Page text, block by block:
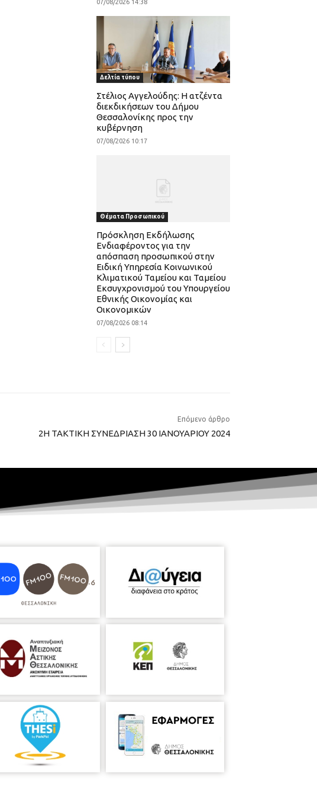
07/08/2026 14:38
Δελτία τύπου
Στέλιος Αγγελούδης: Η ατζέντα
διεκδικήσεων του Δήμου
Θεσσαλονίκης προς την
κυβέρνηση
07/08/2026 10:17
Θέματα Προσωπικού
Πρόσκληση Εκδήλωσης
Ενδιαφέροντος για την
απόσπαση προσωπικού στην
Ειδική Υπηρεσία Κοινωνικού
Κλιματικού Ταμείου και Ταμείου
Εκσυγχρονισμού του Υπουργείου
Εθνικής Οικονομίας και
Οικονομικών
07/08/2026 08:14
Επόμενο άρθρο
2Η ΤΑΚΤΙΚΗ ΣΥΝΕΔΡΙΑΣΗ 30 ΙΑΝΟΥΑΡΙΟΥ 2024